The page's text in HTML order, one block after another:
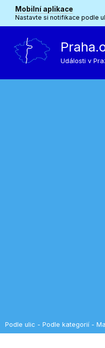
Mobilní aplikace
Nastavte si notifikace podle
Události v
Podle ulic - Podle kategorií -